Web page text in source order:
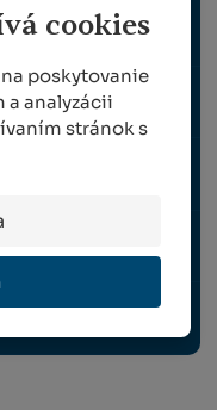
cookies
poskytovanie
a analyzácii
stránok s
O VLNU